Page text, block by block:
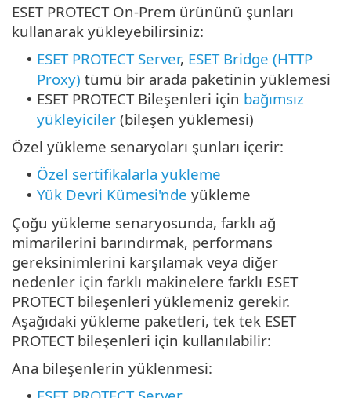
ESET PROTECT On-Prem ürününü şunları
kullanarak yükleyebilirsiniz:
• ESET PROTECT Server, ESET Bridge (HTTP
Proxy) tümü bir arada paketinin yüklemesi
• ESET PROTECT Bileşenleri için bağımsız
yükleyiciler (bileşen yüklemesi)
Özel yükleme senaryoları şunları içerir:
• Özel sertifikalarla yükleme
• Yük Devri Kümesi'nde yükleme
Çoğu yükleme senaryosunda, farklı ağ
mimarilerini barındırmak, performans
gereksinimlerini karşılamak veya diğer
nedenler için farklı makinelere farklı ESET
PROTECT bileşenleri yüklemeniz gerekir.
Aşağıdaki yükleme paketleri, tek tek ESET
PROTECT bileşenleri için kullanılabilir:
Ana bileşenlerin yüklenmesi: